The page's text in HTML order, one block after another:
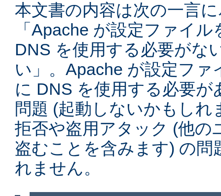
本文書の内容は次の一言
「Apache が設定ファイ
DNS を使用する必要がな
い」。Apache が設定フ
に DNS を使用する必要が
問題 (起動しないかもしれ
拒否や盗用アタック (他の
盗むことを含みます) の問
れません。